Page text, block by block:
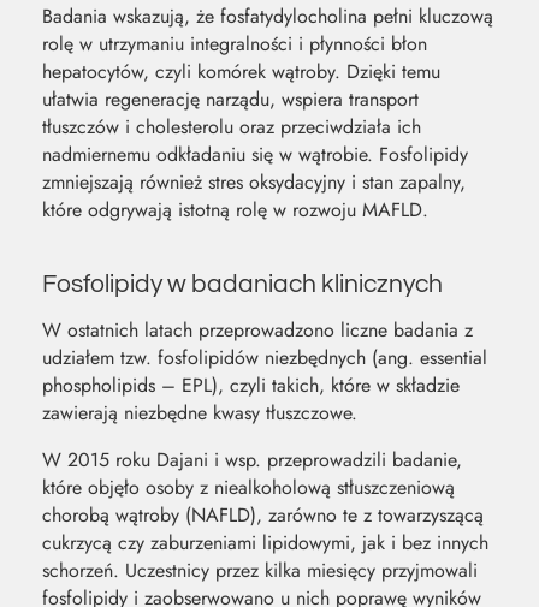
Badania wskazują, że fosfatydylocholina pełni kluczową
rolę w utrzymaniu integralności i płynności błon
hepatocytów, czyli komórek wątroby. Dzięki temu
ułatwia regenerację narządu, wspiera transport
tłuszczów i cholesterolu oraz przeciwdziała ich
nadmiernemu odkładaniu się w wątrobie. Fosfolipidy
zmniejszają również stres oksydacyjny i stan zapalny,
które odgrywają istotną rolę w rozwoju MAFLD.
Fosfolipidy w badaniach klinicznych
W ostatnich latach przeprowadzono liczne badania z
udziałem tzw. fosfolipidów niezbędnych (ang. essential
phospholipids – EPL), czyli takich, które w składzie
zawierają niezbędne kwasy tłuszczowe.
W 2015 roku Dajani i wsp. przeprowadzili badanie,
które objęło osoby z niealkoholową stłuszczeniową
chorobą wątroby (NAFLD), zarówno te z towarzyszącą
cukrzycą czy zaburzeniami lipidowymi, jak i bez innych
schorzeń. Uczestnicy przez kilka miesięcy przyjmowali
fosfolipidy i zaobserwowano u nich poprawę wyników